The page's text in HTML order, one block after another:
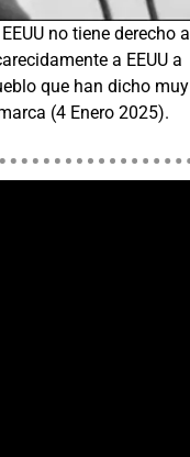
no tiene derecho a
a EEUU a
que han dicho muy
(4 Enero 2025).